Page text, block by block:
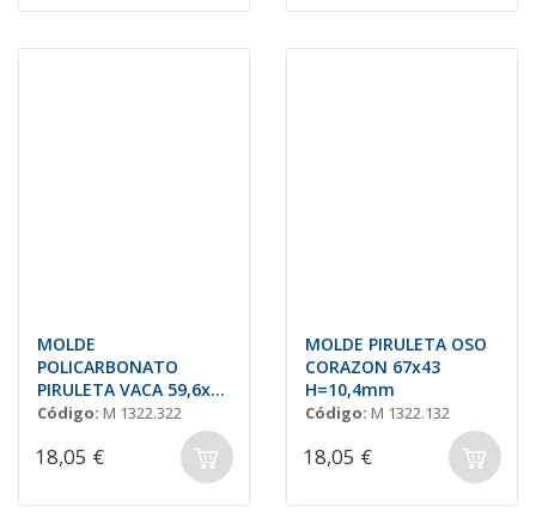
MOLDE
POLICARBONATO
PIRULETA VACA 59,6x49
H=12,3mm. (6und.)
Código: M 1322.322
18,05 €
MOLDE PIRULETA OSO
CORAZON 67x43
H=10,4mm
Código: M 1322.132
18,05 €